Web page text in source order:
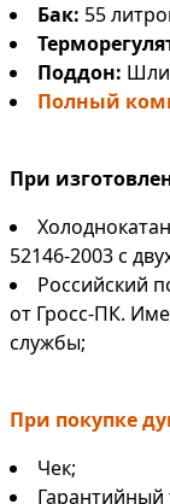
Бак: 55
Поддон:
Полный
При
52146-2003 с
Российский
от Гросс-ПК.
службы;
При покупке
Чек;
Гарантийный